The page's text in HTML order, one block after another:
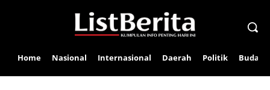
Home Nasional Internasional Daerah Politik Budaya